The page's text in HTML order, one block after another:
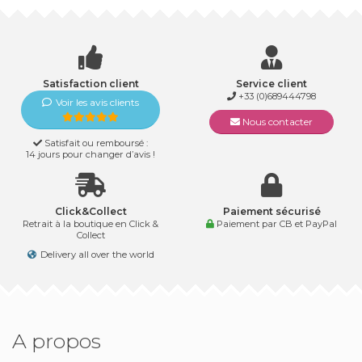
Satisfaction client
Voir les avis clients
Satisfait ou remboursé :
14 jours pour changer d’avis !
Service client
+33 (0)689444798
Nous contacter
Click&Collect
Retrait à la boutique en Click &
Collect
Delivery all over the world
Paiement sécurisé
Paiement par CB et PayPal
A propos